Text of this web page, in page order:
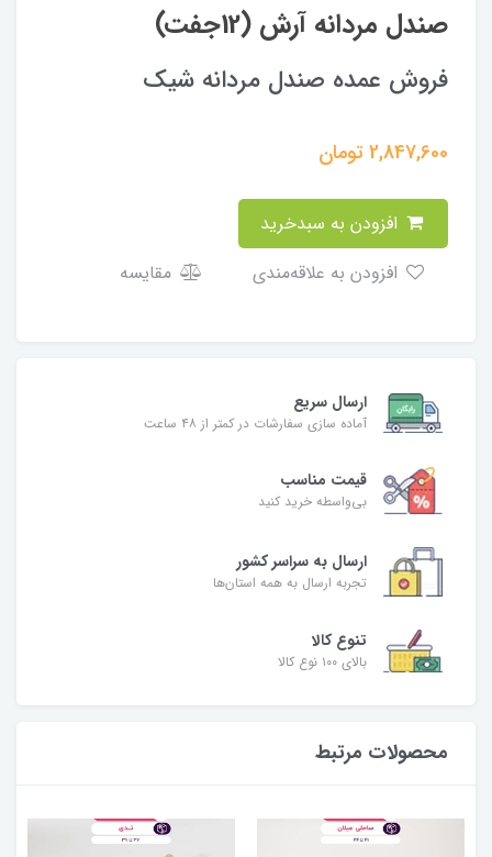
صندل مردانه آرش (12جفت)
فروش عمده صندل مردانه شیک
2,847,600تومان
مقایسه
ارسال سریع
آماده سازی سفارشات در کمتر از ۴۸ ساعت
قیمت مناسب
بی‌واسطه خرید کنید
ارسال به سراسر کشور
تجربه ارسال به همه استان‌ها
تنوع کالا
بالای ۱۰۰ نوع کالا
محصولات مرتبط